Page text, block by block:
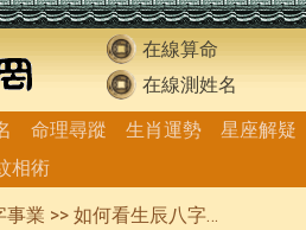
在線算命
在線測姓名
命理尋蹤 生肖運勢
星座解疑
相術
事業 >> 如何看生辰八字與事業